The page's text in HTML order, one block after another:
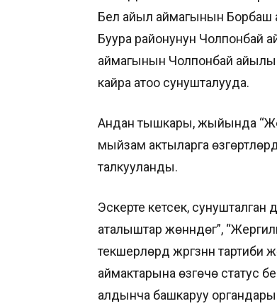
Бел айыл аймагынын Борбаш
Буура районунун Чолпонбай
аймагынын Чолпонбай айылы
кайра атоо сунушталууда.
Андан тышкары, жыйында
мыйзам актыларга
талкууланды.
Эскерте кетсек,
аталыштар жөнүндөгү”,
текшерүүлөрдү жүргүзүүнүн
аймактарына өзгөчө статус
алдынча башкаруу